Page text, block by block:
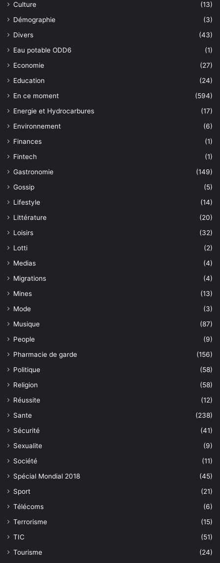
Culture
(13)
Démographie
(3)
Divers
(43)
Eau potable ODD6
(1)
Economie
(27)
Education
(24)
En ce moment
(594)
Energie et Hydrocarbures
(17)
Environnement
(6)
Finances
(1)
Fintech
(1)
Gastronomie
(149)
Gossip
(5)
Lifestyle
(14)
Littérature
(20)
Loisirs
(32)
Lotti
(2)
Medias
(4)
Migrations
(4)
Mines
(13)
Mode
(3)
Musique
(87)
People
(9)
Pharmacie de garde
(156)
Politique
(58)
Religion
(58)
Réussite
(12)
Sante
(238)
Sécurité
(41)
Sexualite
(9)
Société
(11)
Spécial Mondial 2018
(45)
Sport
(21)
Télécoms
(6)
Terrorisme
(15)
TIC
(51)
Tourisme
(24)